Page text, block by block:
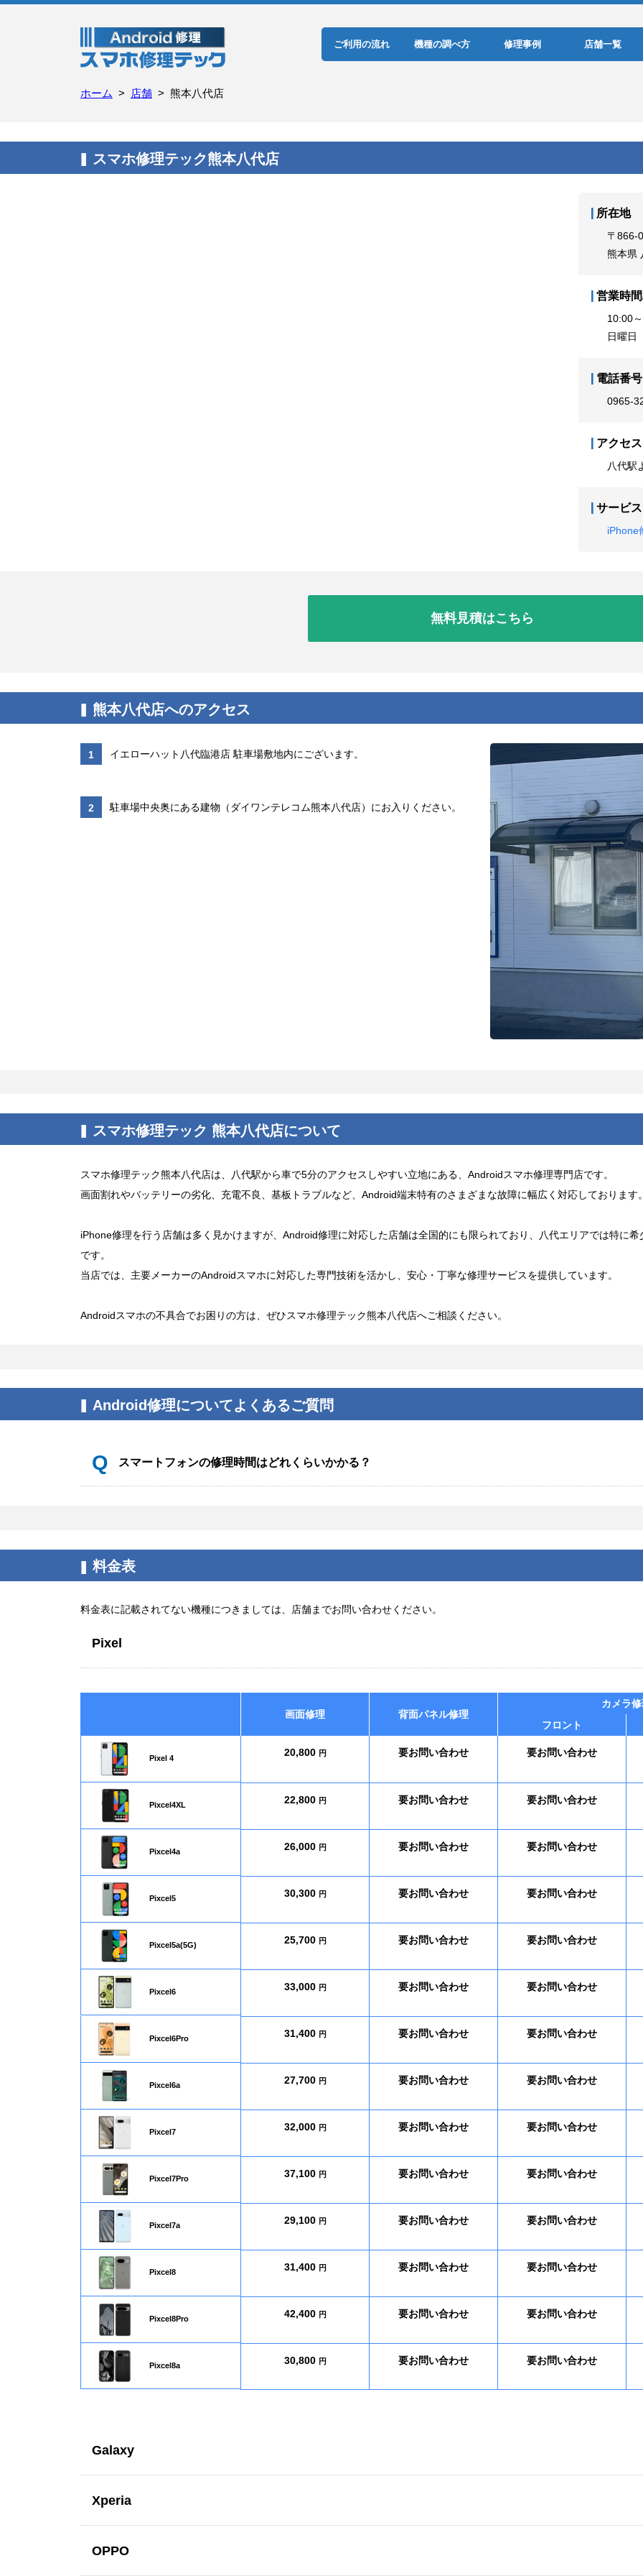
ご利用の流れ 機種の調べ方 修理事例 店舗一覧
ホーム 店舗 熊本八代店
スマホ修理テック熊本八代店
所在地
〒866-
熊本県
営業時
10:00
日曜日
電話番号
0965-
アクセス
八代駅
サービ
iPhone
無料見積はこちら
熊本八代店へのアクセス
1 イエローハット八代臨港店 駐車場敷地内にございます。
2 駐車場中央奥にある建物（ダイワンテレコム熊本八代店）にお入りください。
スマホ修理テック 熊本八代店について
スマホ修理テック熊本八代店は、八代駅から車で5分のアクセスしやすい立地にある、Androidスマホ修理専門店です。
画面割れやバッテリーの劣化、充電不良、基板トラブルなど、Android端末特有のさまざまな故障に幅広く対応しております
iPhone修理を行う店舗は多く見かけますが、Android修理に対応した店舗は全国的にも限られており、八代エリアでは特に希
です。
当店では、主要メーカーのAndroidスマホに対応した専門技術を活かし、安心・丁寧な修理サービスを提供しています。
Androidスマホの不具合でお困りの方は、ぜひスマホ修理テック熊本八代店へご相談ください。
Android修理についてよくあるご質問
Q スマートフォンの修理時間はどれくらいかかる？
料金表
料金表に記載されてない機種につきましては、店舗までお問い合わせください。
Pixel
画面修理 背面パネル修理
カメラ
フロント
Pixel 4
20,800 円 要お問い合わせ 要お問い合わせ
Pixcel4XL 22,800 円 要お問い合わせ 要お問い合わせ
Pixcel4a 26,000 円 要お問い合わせ 要お問い合わせ
Pixcel5 30,300 円 要お問い合わせ 要お問い合わせ
Pixcel5a(5G) 25,700 円 要お問い合わせ 要お問い合わせ
Pixcel6 33,000 円 要お問い合わせ 要お問い合わせ
Pixcel6Pro 31,400 円 要お問い合わせ 要お問い合わせ
Pixcel6a 27,700 円 要お問い合わせ 要お問い合わせ
Pixcel7 32,000 円 要お問い合わせ 要お問い合わせ
Pixcel7Pro 37,100 円 要お問い合わせ 要お問い合わせ
Pixcel7a 29,100 円 要お問い合わせ 要お問い合わせ
Pixcel8 31,400 円 要お問い合わせ 要お問い合わせ
Pixcel8Pro 42,400 円 要お問い合わせ 要お問い合わせ
Pixcel8a 30,800 円 要お問い合わせ 要お問い合わせ
Galaxy
Xperia
OPPO